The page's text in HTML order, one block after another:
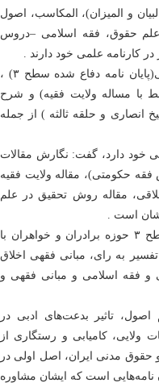
و المیزان)، المکاسب، اصول
علم حقوق، فقه اسلامی –دروس
کارنامه علمی خود دارند .
این مدرس حوزه ادامه داد: بررسی فقهی، حقوقی سپرده‌های بانکی(پایان نامه دفاع شده سطح ۳) ،
در اسلام (پایان نامه دفاع شده سطح ۴)( مرتبط با مساله ولایت فقیه) و شرح
و حلقه ثالثه ) از جمله
خود دارد، گفت: نگارش مقالات
فقه حکومتی)، مقاله ولایت فقیه
مقاله روش تحقیق در علم
است .
سلیمانیان گفت: شعبانی استاد مشاور و راهنما چندین پایان نامه سطح ۳ حوزه برادران و خواهران با
به رای، مبانی فقهی اخلاق
و فقه اسلامی و مبانی فقهی و
تاثیر بدعت‌های ادبی در
ولایی، کامیابی و رستگاری از
حقوق مدنی ایران، اصل اولی در
نامه‌هایی است که ایشان مشاوره